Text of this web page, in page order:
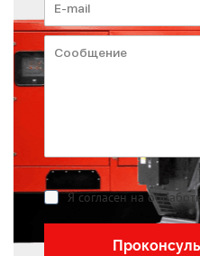
Я согласен на